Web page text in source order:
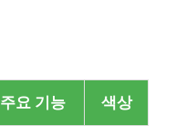
주요 기능 색상